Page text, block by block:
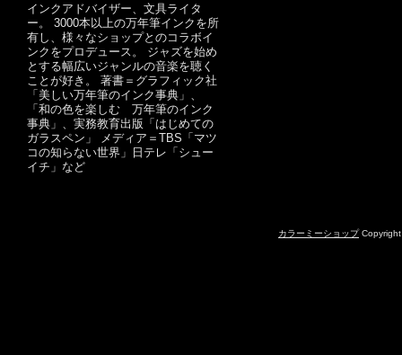
インクアドバイザー、文具ライタ
ー。 3000本以上の万年筆インクを所
有し、様々なショップとのコラボイ
ンクをプロデュース。 ジャズを始め
とする幅広いジャンルの音楽を聴く
ことが好き。 著書＝グラフィック社
「美しい万年筆のインク事典」、
「和の色を楽しむ 万年筆のインク
事典」、実務教育出版「はじめての
ガラスペン」 メディア＝TBS「マツ
コの知らない世界」日テレ「シュー
イチ」など
カラーミーショップ